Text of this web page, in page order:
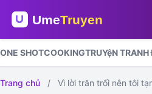
ONE SHOTCOOKINGTRUYệN
Trang chủ / Vì lời trăn trối nên tôi